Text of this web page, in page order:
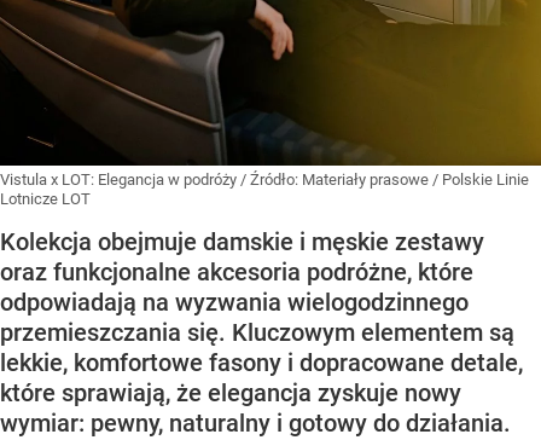
Vistula x LOT: Elegancja w podróży / Źródło: Materiały prasowe / Polskie Linie
Lotnicze LOT
Kolekcja obejmuje damskie i męskie zestawy
oraz funkcjonalne akcesoria podróżne, które
odpowiadają na wyzwania wielogodzinnego
przemieszczania się. Kluczowym elementem są
lekkie, komfortowe fasony i dopracowane detale,
które sprawiają, że elegancja zyskuje nowy
wymiar: pewny, naturalny i gotowy do działania.